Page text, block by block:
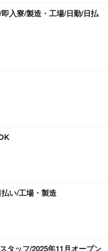
入寮/製造・工場/日勤/日払
い/工場・製造
タッフ/2025年11月オープン